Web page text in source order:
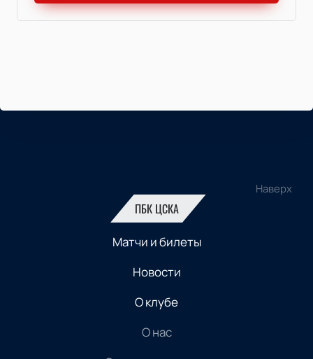
Наверх
ПБК ЦСКА
Матчи и билеты
Новости
О клубе
О нас